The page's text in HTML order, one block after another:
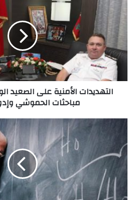
الأمنية
على
الصعيد
الوطني
والدولي
محط
مباحثات
الحموشي
وإدواردالتهديدات الأمنية على
مباحثات الحموشي